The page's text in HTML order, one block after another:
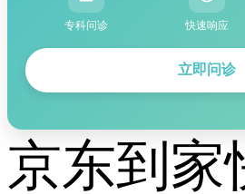
专科问诊 快速响应
立即问诊
京东到家